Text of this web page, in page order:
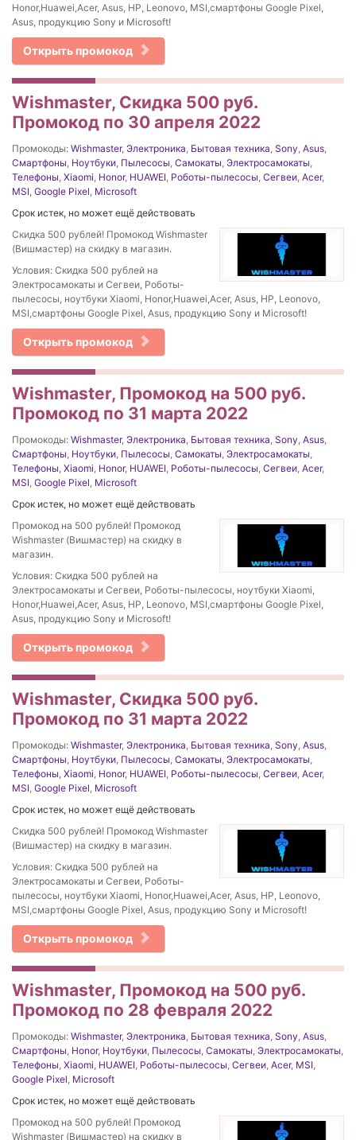
Honor,Huawei,Acer, Asus, HP, Leonovo, MSI,смартфоны Google Pixel,
Asus, продукцию Sony и Microsoft!
Открыть промокод
Wishmaster, Скидка 500 руб.
Промокод по 30 апреля 2022
Промокоды: Wishmaster, Электроника, Бытовая техника, Sony, Asus,
Смартфоны, Ноутбуки, Пылесосы, Самокаты, Электросамокаты,
Телефоны, Xiaomi, Honor, HUAWEI, Роботы-пылесосы, Сегвеи, Acer,
MSI, Google Pixel, Microsoft
Срок истек, но может ещё действовать
Скидка 500 рублей! Промокод Wishmaster
(Вишмастер) на скидку в магазин.
Условия: Скидка 500 рублей на
Электросамокаты и Сегвеи, Роботы-
пылесосы, ноутбуки Xiaomi, Honor,Huawei,Acer, Asus, HP, Leonovo,
MSI,смартфоны Google Pixel, Asus, продукцию Sony и Microsoft!
Открыть промокод
Wishmaster, Промокод на 500 руб.
Промокод по 31 марта 2022
Промокоды: Wishmaster, Электроника, Бытовая техника, Sony, Asus,
Смартфоны, Ноутбуки, Пылесосы, Самокаты, Электросамокаты,
Телефоны, Xiaomi, Honor, HUAWEI, Роботы-пылесосы, Сегвеи, Acer,
MSI, Google Pixel, Microsoft
Срок истек, но может ещё действовать
Промокод на 500 рублей! Промокод
Wishmaster (Вишмастер) на скидку в
магазин.
Условия: Скидка 500 рублей на
Электросамокаты и Сегвеи, Роботы-пылесосы, ноутбуки Xiaomi,
Honor,Huawei,Acer, Asus, HP, Leonovo, MSI,смартфоны Google Pixel,
Asus, продукцию Sony и Microsoft!
Открыть промокод
Wishmaster, Скидка 500 руб.
Промокод по 31 марта 2022
Промокоды: Wishmaster, Электроника, Бытовая техника, Sony, Asus,
Смартфоны, Ноутбуки, Пылесосы, Самокаты, Электросамокаты,
Телефоны, Xiaomi, Honor, HUAWEI, Роботы-пылесосы, Сегвеи, Acer,
MSI, Google Pixel, Microsoft
Срок истек, но может ещё действовать
Скидка 500 рублей! Промокод Wishmaster
(Вишмастер) на скидку в магазин.
Условия: Скидка 500 рублей на
Электросамокаты и Сегвеи, Роботы-
пылесосы, ноутбуки Xiaomi, Honor,Huawei,Acer, Asus, HP, Leonovo,
MSI,смартфоны Google Pixel, Asus, продукцию Sony и Microsoft!
Открыть промокод
Wishmaster, Промокод на 500 руб.
Промокод по 28 февраля 2022
Промокоды: Wishmaster, Электроника, Бытовая техника, Sony, Asus,
Смартфоны, Honor, Ноутбуки, Пылесосы, Самокаты, Электросамокаты,
Телефоны, Xiaomi, HUAWEI, Роботы-пылесосы, Сегвеи, Acer, MSI,
Google Pixel, Microsoft
Срок истек, но может ещё действовать
Промокод на 500 рублей! Промокод
Wishmaster (Вишмастер) на скидку в